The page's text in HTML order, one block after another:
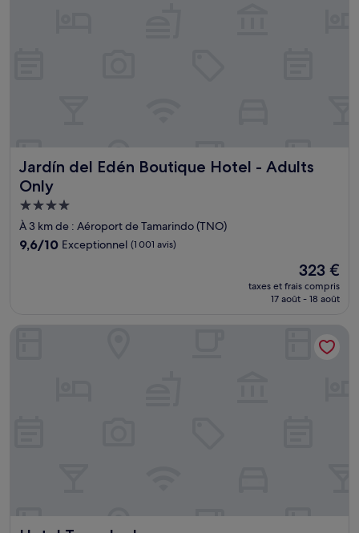
Jardín del Edén Boutique Hotel - Adults
Only
Jardín del Edén Boutique Hotel - Adults Only
Hébergement
4.0 étoiles
À 3 km de : Aéroport de Tamarindo (TNO)
9.6
9,6/10 Exceptionnel (1 001 avis)
Le
nouveau
prix
de
323 €
323 €
taxes et frais compris
17 août - 18 août